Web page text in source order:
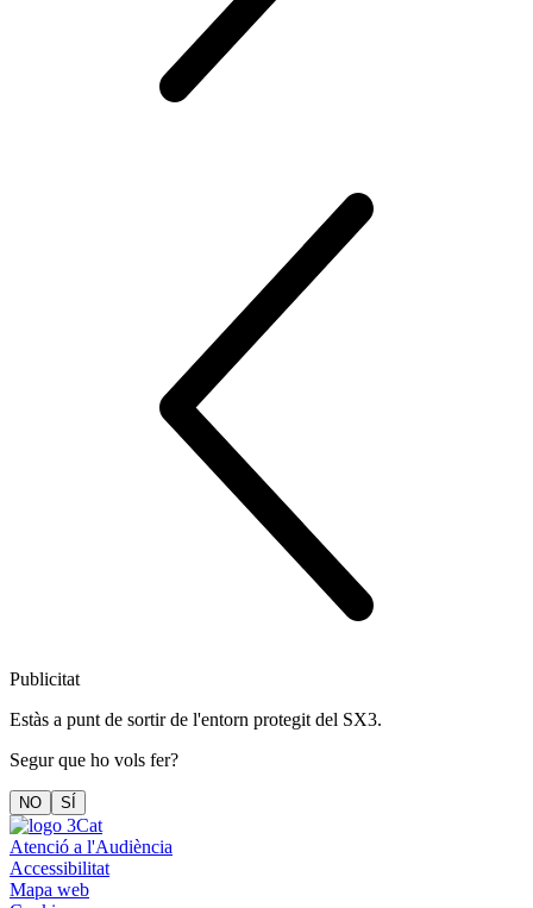
Publicitat
Estàs a punt de sortir de l'entorn protegit del SX3.
Segur que ho vols fer?
NO SÍ
Atenció a l'Audiència
Accessibilitat
Mapa web